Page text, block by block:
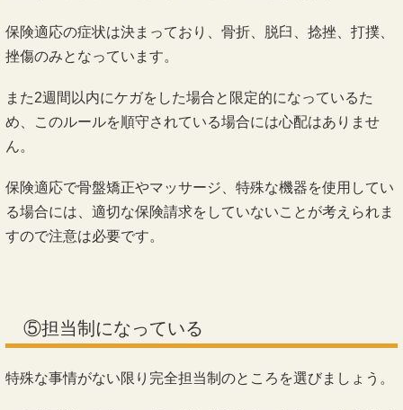
保険適応の症状は決まっており、骨折、脱臼、捻挫、打撲、
挫傷のみとなっています。
また2週間以内にケガをした場合と限定的になっているた
め、このルールを順守されている場合には心配はありませ
ん。
保険適応で骨盤矯正やマッサージ、特殊な機器を使用してい
る場合には、適切な保険請求をしていないことが考えられま
すので注意は必要です。
⑤担当制になっている
特殊な事情がない限り完全担当制のところを選びましょう。